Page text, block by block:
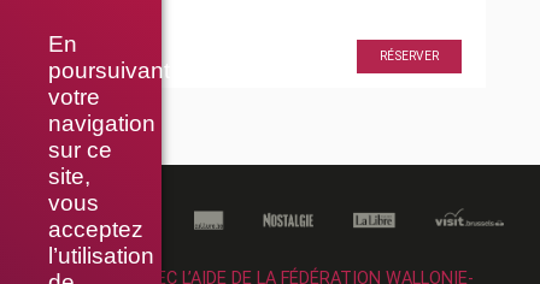
En
poursuivant
votre
navigation
sur ce
site,
vous
acceptez
l’utilisation
RÉSERVER
RÉALISÉ AVEC L’AIDE DE LA FÉDÉRATION WALLONIE-